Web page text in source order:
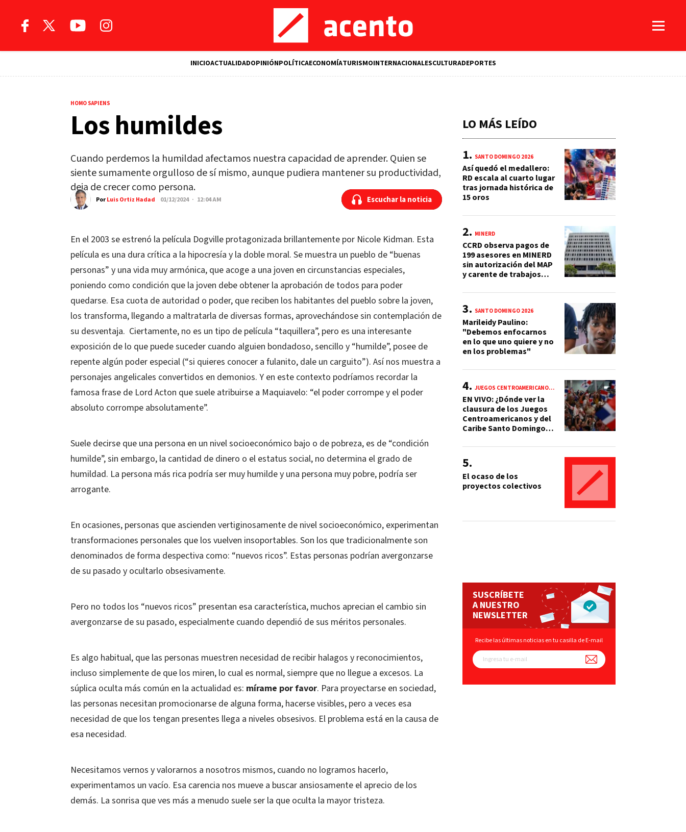
INICIOACTUALIDADOPINIÓNPOLÍTICAECONOMÍATURISMOINTERNACIONALESCULTURADEPORTES
HOMO SAPIENS
Los humildes
Cuando perdemos la humildad afectamos nuestra capacidad de aprender. Quien se
siente sumamente orgulloso de sí mismo, aunque pudiera mantener su productividad,
deja de crecer como persona.
PorLuis Ortiz Hadad 01/12/2024 · 12:04 AM Escuchar la noticia
Escuchar la noticia
En el 2003 se estrenó la película Dogville protagonizada brillantemente por Nicole Kidman. Esta
película es una dura crítica a la hipocresía y la doble moral. Se muestra un pueblo de “buenas
personas” y una vida muy armónica, que acoge a una joven en circunstancias especiales,
poniendo como condición que la joven debe obtener la aprobación de todos para poder
quedarse. Esa cuota de autoridad o poder, que reciben los habitantes del pueblo sobre la joven,
los transforma, llegando a maltratarla de diversas formas, aprovechándose sin contemplación de
su desventaja. Ciertamente, no es un tipo de película “taquillera”, pero es una interesante
exposición de lo que puede suceder cuando alguien bondadoso, sencillo y “humilde”, posee de
repente algún poder especial (“si quieres conocer a fulanito, dale un carguito”). Así nos muestra a
personajes angelicales convertidos en demonios. Y en este contexto podríamos recordar la
famosa frase de Lord Acton que suele atribuirse a Maquiavelo: “el poder corrompe y el poder
absoluto corrompe absolutamente”.
Suele decirse que una persona en un nivel socioeconómico bajo o de pobreza, es de “condición
humilde”, sin embargo, la cantidad de dinero o el estatus social, no determina el grado de
humildad. La persona más rica podría ser muy humilde y una persona muy pobre, podría ser
arrogante.
En ocasiones, personas que ascienden vertiginosamente de nivel socioeconómico, experimentan
transformaciones personales que los vuelven insoportables. Son los que tradicionalmente son
denominados de forma despectiva como: “nuevos ricos”. Estas personas podrían avergonzarse
de su pasado y ocultarlo obsesivamente.
Pero no todos los “nuevos ricos” presentan esa característica, muchos aprecian el cambio sin
avergonzarse de su pasado, especialmente cuando dependió de sus méritos personales.
Es algo habitual, que las personas muestren necesidad de recibir halagos y reconocimientos,
incluso simplemente de que los miren, lo cual es normal, siempre que no llegue a excesos. La
súplica oculta más común en la actualidad es: mírame por favor. Para proyectarse en sociedad,
las personas necesitan promocionarse de alguna forma, hacerse visibles, pero a veces esa
necesidad de que los tengan presentes llega a niveles obsesivos. El problema está en la causa de
esa necesidad.
Necesitamos vernos y valorarnos a nosotros mismos, cuando no logramos hacerlo,
experimentamos un vacío. Esa carencia nos mueve a buscar ansiosamente el aprecio de los
demás. La sonrisa que ves más a menudo suele ser la que oculta la mayor tristeza.
LO MÁS LEÍDO
SANTO DOMINGO 2026
Así quedó el medallero:
RD escala al cuarto lugar
tras jornada histórica de
15 oros
MINERD
CCRD observa pagos de
199 asesores en MINERD
sin autorización del MAP
y carente de trabajos
2019 y 2020
SANTO DOMINGO 2026
Marileidy Paulino:
"Debemos enfocarnos
en lo que uno quiere y no
en los problemas"
JUEGOS CENTROAMERICANOS Y DEL CARIBE 2026
EN VIVO: ¿Dónde ver la
clausura de los Juegos
Centroamericanos y del
Caribe Santo Domingo
quiénes cantarán
El ocaso de los
proyectos colectivos
SUSCRÍBETE
A NUESTRO
NEWSLETTER
Recibe las últimas noticias en tu casilla de E-mail